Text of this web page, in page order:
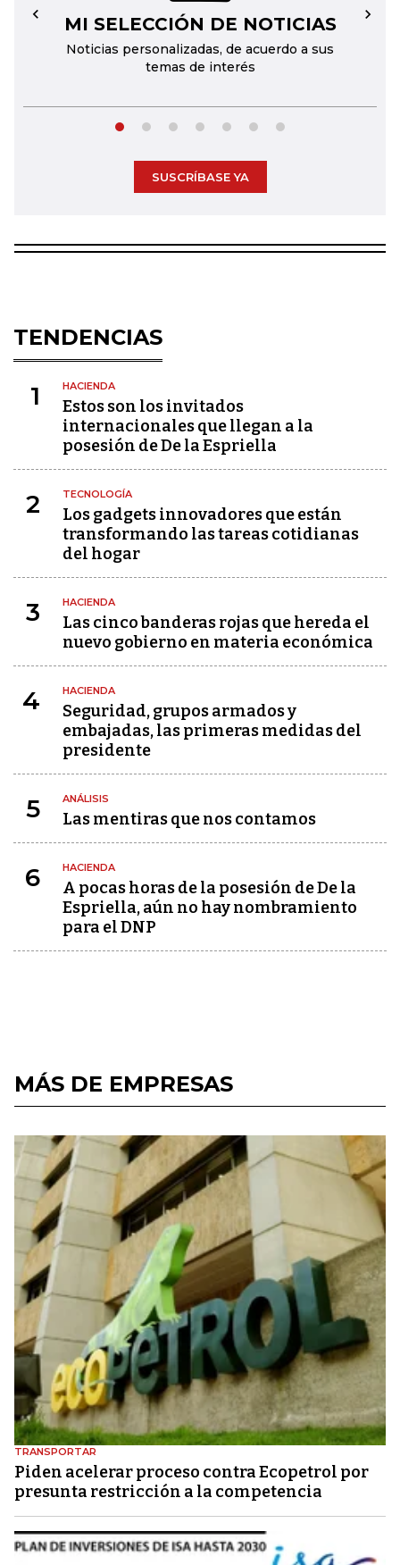
MI SELECCIÓN DE NOTICIAS
Noticias personalizadas, de acuerdo a sus
temas de interés
← →
SUSCRÍBASE YA
TENDENCIAS
1 HACIENDA
Estos son los invitados
internacionales que llegan a la
posesión de De la Espriella
2 TECNOLOGÍA
Los gadgets innovadores que están
transformando las tareas cotidianas
del hogar
3 HACIENDA
Las cinco banderas rojas que hereda el
nuevo gobierno en materia económica
4 HACIENDA
Seguridad, grupos armados y
embajadas, las primeras medidas del
presidente
5 ANÁLISIS
Las mentiras que nos contamos
6 HACIENDA
A pocas horas de la posesión de De la
Espriella, aún no hay nombramiento
para el DNP
MÁS DE EMPRESAS
TRANSPORTAR
Piden acelerar proceso contra Ecopetrol por
presunta restricción a la competencia